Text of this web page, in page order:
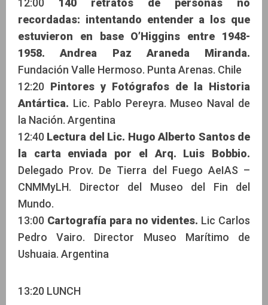
12:00 140 retratos de personas no
recordadas: intentando entender a los que
estuvieron en base O’Higgins entre 1948-
1958. Andrea Paz Araneda Miranda.
Fundación Valle Hermoso. Punta Arenas. Chile
12:20 Pintores y Fotógrafos de la Historia
Antártica. Lic. Pablo Pereyra. Museo Naval de
la Nación. Argentina
12:40 Lectura del Lic. Hugo Alberto Santos de
la carta enviada por el Arq. Luis Bobbio.
Delegado Prov. De Tierra del Fuego AeIAS –
CNMMyLH. Director del Museo del Fin del
Mundo.
13:00 Cartografía para no videntes. Lic Carlos
Pedro Vairo. Director Museo Marítimo de
Ushuaia. Argentina
13:20 LUNCH